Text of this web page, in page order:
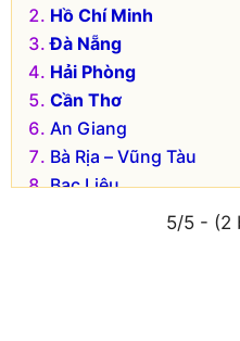
Hồ Chí Minh
Đà Nẵng
Hải Phòng
Cần Thơ
An Giang
Bà Rịa – Vũng Tàu
Bạc Liêu
5/5 - (2